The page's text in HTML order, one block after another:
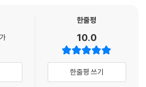
열기
차이
만들기
기
용하기
한줄평
10.0
한줄평 쓰기